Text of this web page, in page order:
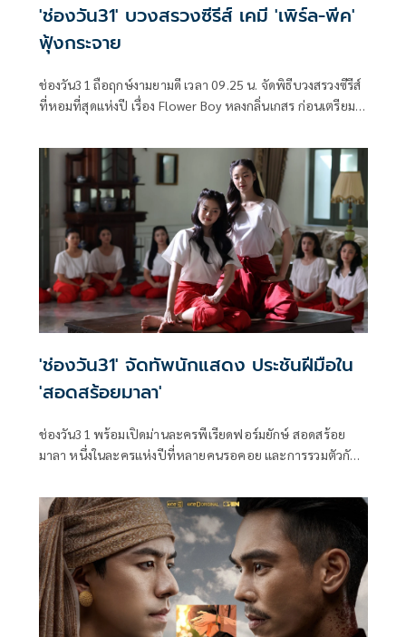
'ช่องวัน31' บวงสรวงซีรีส์ เคมี 'เพิร์ล-พีค'
ฟุ้งกระจาย
ช่องวัน31 ถือฤกษ์งามยามดี เวลา 09.25 น. จัดพิธีบวงสรวงซีรีส์
ที่หอมที่สุดแห่งปี เรื่อง Flower Boy หลงกลิ่นเกสร ก่อนเตรียม
วัน31 นำทีมโดยผู้จัด หนุย-สุธาสินี บุศราพันธ์ และผู้กำกับ นุ่น-
หลักเขต วสิกชาติ, อ้า-สันติ ต่อวิวรรธน์
'ช่องวัน31' จัดทัพนักแสดง ประชันฝีมือใน
'สอดสร้อยมาลา'
ช่องวัน31 พร้อมเปิดม่านละครพีเรียดฟอร์มยักษ์ สอดสร้อย
มาลา หนึ่งในละครแห่งปีที่หลายคนรอคอย และการรวมตัวกัน
“เมื่อมิตรภาพของ สองนางรำเพื่อนรัก ต้องพังทลาย เพราะรัก
เกินเพื่อน” ซึ่งนำแสดงโดยพระเอกหนุ่มตัวท็อป เข้ม หัส
วีร์ และ กระทิง ขุนณรงค์ ที่มาประชันบทบาทกับ 2 สาว มาเบล
สุชาดา และ เอินเอิน ฟาติมา